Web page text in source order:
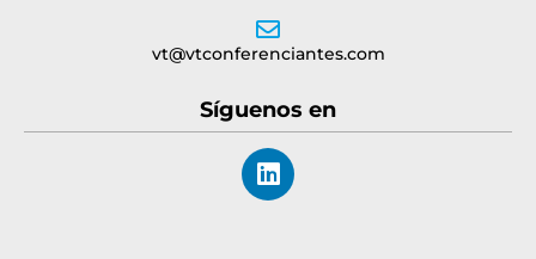
vt@vtconferenciantes.com
Síguenos en
L
i